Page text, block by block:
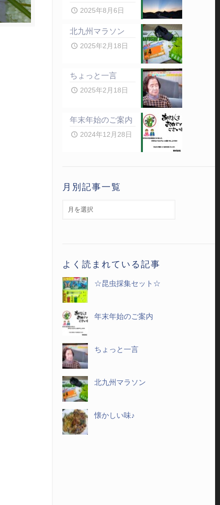
2025年8月6日
北九州マラソン
2025年2月18日
ちょっと一言
2025年2月18日
年末年始のご案内
2024年12月28日
月別記事一覧
覧
よく読まれている記事
☆昆虫採集セット☆
年末年始のご案内
ちょっと一言
北九州マラソン
懐かしい味♪